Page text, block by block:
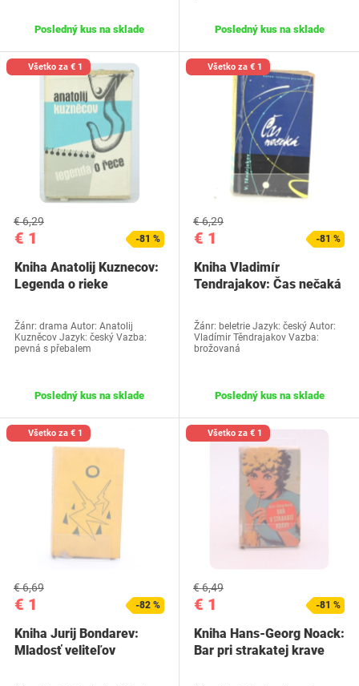
Posledný kus na sklade Posledný kus na sklade
Všetko za € 1
€ 1
€ 6,29
-81 %
Kniha Anatolij Kuznecov:
Legenda o rieke
Žánr: drama Autor: Anatolij
Kuzněcov Jazyk: český Vazba:
pevná s přebalem
Posledný kus na sklade
Všetko za € 1
€ 1
€ 6,29
-81 %
Kniha Vladimír
Tendrajakov: Čas nečaká
Žánr: beletrie Jazyk: český Autor:
Vladímir Těndrajakov Vazba:
brožovaná
Posledný kus na sklade
Všetko za € 1
€ 1
€ 6,69
-82 %
Kniha Jurij Bondarev:
Mladosť veliteľov
Všetko za € 1
€ 1
€ 6,49
-81 %
Kniha Hans-Georg Noack:
Bar pri strakatej krave